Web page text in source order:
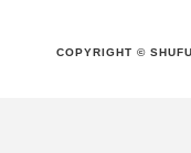
COPYRIGHT ©